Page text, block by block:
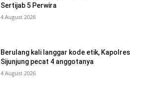
Sertijab 5 Perwira
4 August 2026
Berulang kali langgar kode etik, Kapolres
Sijunjung pecat 4 anggotanya
4 August 2026